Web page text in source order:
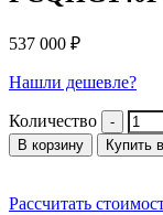
537 000 ₽
Нашли дешевле?
Количество
В корзину Купить
Рассчитать